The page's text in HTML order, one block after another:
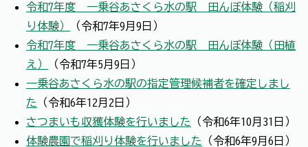
令和7年度 一乗谷あさくら水の駅 田んぼ体験（稲刈
り体験）
（令和7年9月9日）
令和7年度 一乗谷あさくら水の駅 田んぼ体験（田植
え）
（令和7年5月9日）
一乗谷あさくら水の駅の指定管理候補者を確定しまし
た
（令和6年12月2日）
さつまいも収獲体験を行いました
（令和6年10月31日）
体験農園で稲刈り体験を行いました
（令和6年9月6日）